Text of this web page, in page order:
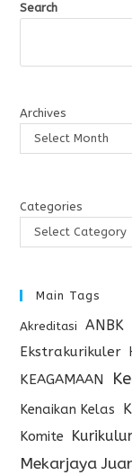
Search
Archives
Select Month
Categories
Select Category
Main Tags
Akreditasi ANBK
Ekstrakurikuler
KEAGAMAAN
Kenaikan Kelas
Komite
Mekarjaya